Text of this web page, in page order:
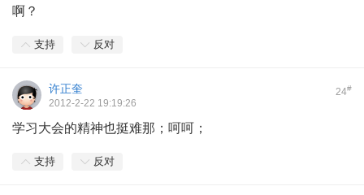
啊？
支持 反对
24#
许正奎
2012-2-22 19:19:26
学习大会的精神也挺难那；呵呵；
支持 反对